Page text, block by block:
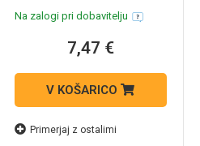
480Mbit/s bel
podatkovni in polnilni
Na zalogi pri dobavitelju
7,47 €
V KOŠARICO
Primerjaj z ostalimi